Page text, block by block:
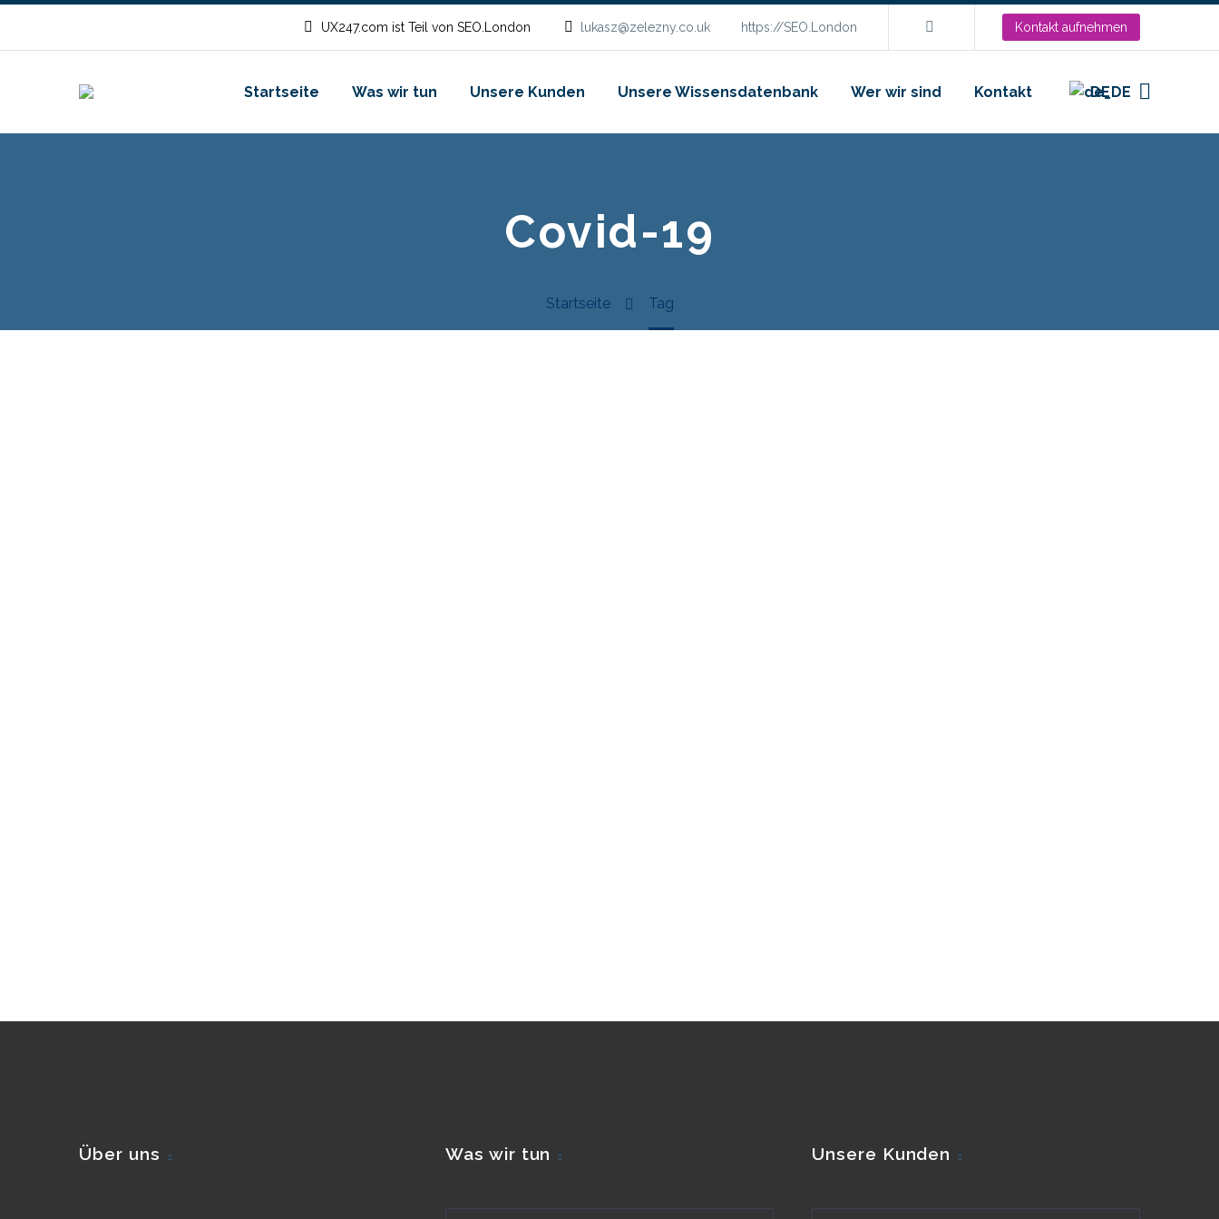
UX247.com ist Teil von SEO.London lukasz@zelezny.co.uk https://SEO.London Kontakt aufnehmen
Startseite Was wir tun Unsere Kunden Unsere Wissensdatenbank Wer wir sind Kontakt DE
Covid-19
Startseite Tag
Über uns Was wir tun Unsere Kunden